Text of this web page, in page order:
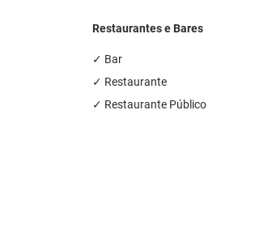
Restaurantes e Bares
✓ Bar
✓ Restaurante
✓ Restaurante Público